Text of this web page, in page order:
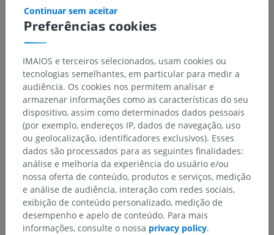
Hierarquia anatômica
Anatomia humana 2
Corpo humano> Systemata integrantia >
Sistema circulatório> Veias sistêmicas>
Veia cava superior> Veia braquiocefálica>
Tributárias esofágicas da veia braquiocefálica
Estruturas subjacentes: Não há nenhuma estrutura
subjacente para esta parte anatômica
Preferências cookies
Continuar sem aceitar
IMAIOS e terceiros selecionados, usam cookies ou
tecnologias semelhantes, em particular para medir a
audiência. Os cookies nos permitem analisar e
armazenar informações como as características do seu
dispositivo, assim como determinados dados pessoais
(por exemplo, endereços IP, dados de navegação, uso
ou geolocalização, identificadores exclusivos). Esses
dados são processados para as seguintes finalidades:
análise e melhoria da experiência do usuário e/ou
nossa oferta de conteúdo, produtos e serviços, medição
e análise de audiência, interação com redes sociais,
exibição de conteúdo personalizado, medição de
desempenho e apelo de conteúdo. Para mais
informações, consulte o nossa privacy policy.